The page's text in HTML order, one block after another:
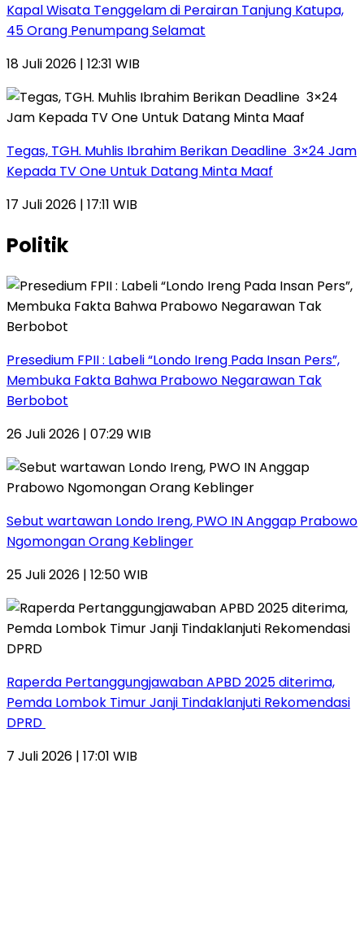
Kapal Wisata Tenggelam di Perairan Tanjung Katupa,
45 Orang Penumpang Selamat
18 Juli 2026 | 12:31 WIB
Tegas, TGH. Muhlis Ibrahim Berikan Deadline 3×24 Jam
Kepada TV One Untuk Datang Minta Maaf
17 Juli 2026 | 17:11 WIB
Politik
Presedium FPII : Labeli “Londo Ireng Pada Insan Pers”,
Membuka Fakta Bahwa Prabowo Negarawan Tak
Berbobot
26 Juli 2026 | 07:29 WIB
Sebut wartawan Londo Ireng, PWO IN Anggap Prabowo
Ngomongan Orang Keblinger
25 Juli 2026 | 12:50 WIB
Raperda Pertanggungjawaban APBD 2025 diterima,
Pemda Lombok Timur Janji Tindaklanjuti Rekomendasi
DPRD
7 Juli 2026 | 17:01 WIB